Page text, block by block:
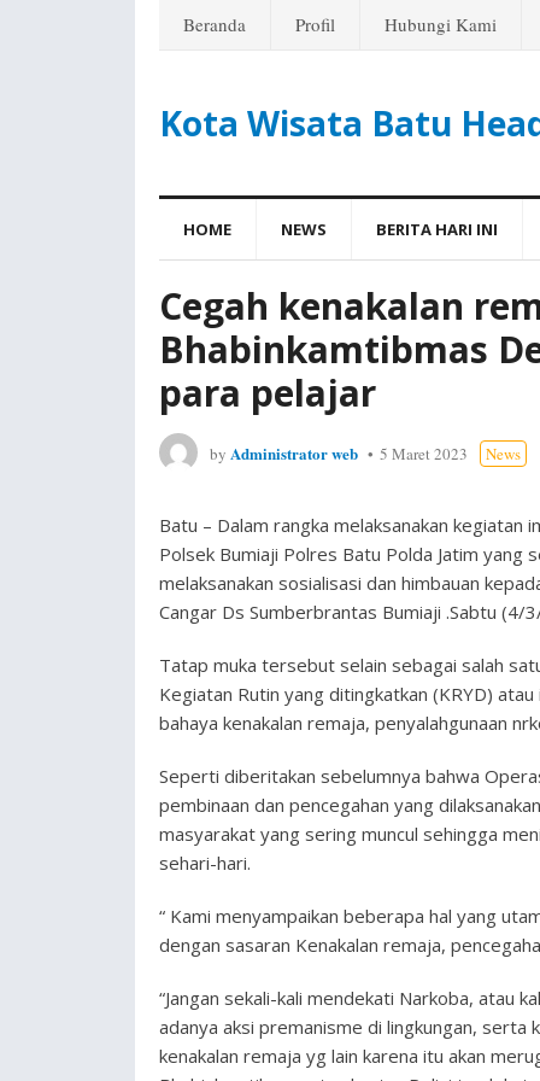
Beranda Profil Hubungi Kami
Kota Wisata Batu
HOME NEWS BERITA HARI INI
Cegah kenakalan
Bhabinkamtibmas
para pelajar
by Administrator web 5 Maret 2023 News
Batu – Dalam rangka melaksanakan kegiatan
Polsek Bumiaji Polres Batu Polda Jatim yang
melaksanakan sosialisasi dan himbauan
Cangar Ds Sumberbrantas Bumiaji .Sabtu (4/
Tatap muka tersebut selain sebagai salah
Kegiatan Rutin yang ditingkatkan (KRYD)
bahaya kenakalan remaja, penyalahgunaan
Seperti diberitakan sebelumnya bahwa
pembinaan dan pencegahan yang
masyarakat yang sering muncul sehingga
sehari-hari.
“ Kami menyampaikan beberapa hal yang
dengan sasaran Kenakalan remaja,
“Jangan sekali-kali mendekati Narkoba, atau
adanya aksi premanisme di lingkungan, serta
kenakalan remaja yg lain karena itu akan